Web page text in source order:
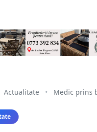
Actualitate • Medic prins